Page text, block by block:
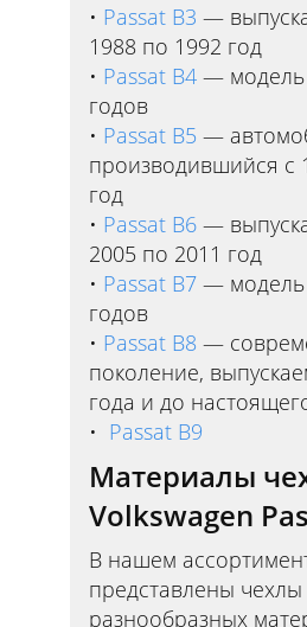
Passat B3 —
1988 по 1992 год
Passat B4 — модель
годов
Passat B5 —
производившийся с
год
Passat B6 —
2005 по 2011 год
Passat B7 — модель
годов
Passat B8 —
поколение,
года и до
Passat B9
Материалы
Volkswagen
В нашем
представлены чехлы
разнообразных